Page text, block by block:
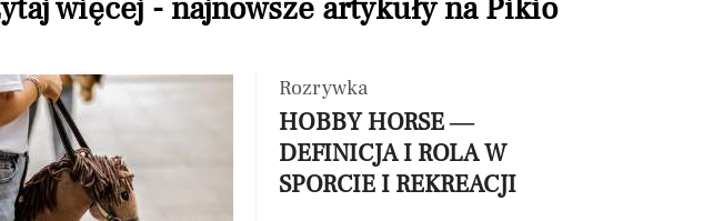
więcej - najnowsze artykuły na Pikio
Rozrywka
HOBBY HORSE —
DEFINICJA I ROLA W
SPORCIE I REKREACJI